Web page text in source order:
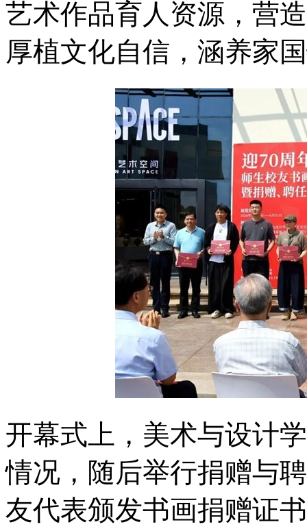
艺术作品育人资源，营
厚植文化自信，涵养家
开幕式上，美术与设计
情况，随后举行捐赠与
友代表颁发书画捐赠证